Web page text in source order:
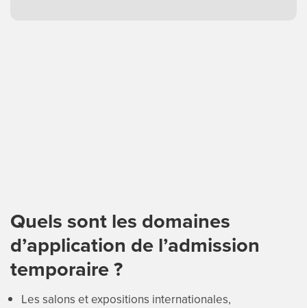
Quels sont les domaines
d’application de l’admission
temporaire ?
Les salons et expositions internationales,